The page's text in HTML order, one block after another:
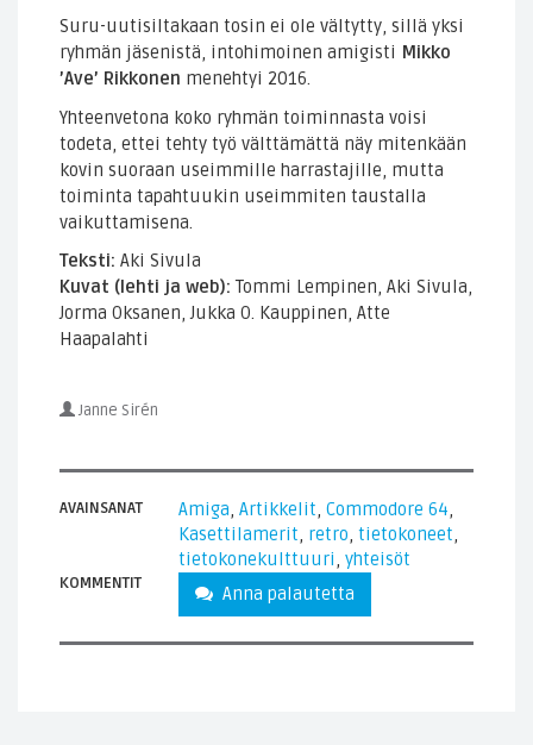
Suru-uutisiltakaan tosin ei ole vältytty, sillä yksi
ryhmän jäsenistä, intohimoinen amigisti Mikko
’Ave’ Rikkonen menehtyi 2016.
Yhteenvetona koko ryhmän toiminnasta voisi
todeta, ettei tehty työ välttämättä näy mitenkään
kovin suoraan useimmille harrastajille, mutta
toiminta tapahtuukin useimmiten taustalla
vaikuttamisena.
Teksti: Aki Sivula
Kuvat (lehti ja web): Tommi Lempinen, Aki Sivula,
Jorma Oksanen, Jukka O. Kauppinen, Atte
Haapalahti
Janne Sirén
AVAINSANAT Amiga, Artikkelit, Commodore 64,
Kasettilamerit, retro, tietokoneet,
tietokonekulttuuri, yhteisöt
KOMMENTIT Anna palautetta